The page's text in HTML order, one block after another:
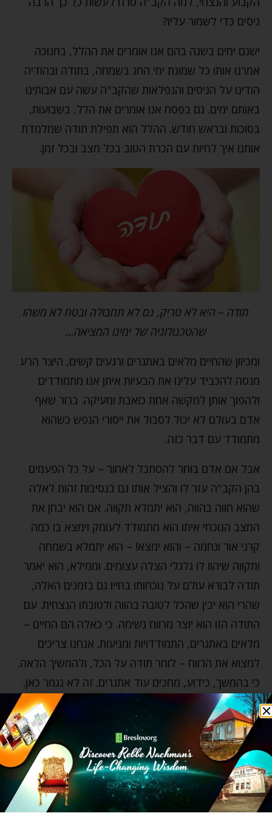
ניסים כדי לשמור עליו?
ישנם ימים בשנה בהם אנו אומרים את ההלל, בחנוכה
אמרנו אותו כל שמונת ימי החג בשמחה, בתודה ובהודיה
הודינו על הניסים והנפלאות שהקב"ה עשה עם אבותינו
באותם ימים. גם בפסח אנו אומרים את הלל, בשבועות,
בסוכות ובראש חודש. ההלל הוא תפילת תודה שמלמדת
אותנו איך לחיות עם הכרת הטוב בכל מצב ובכל זמן.
תודה – היא לא טריק, גם לא תחבולה ובטח לא משהו
שהטכנולוגיה של ימינו המציאה…
ומכיוון שהחיים מלאים באתגרים ורגעים קשים, היצר הרע
מנסה להכביד עלינו את הבעיות איתן אנו מתמודדים
ולהפוך אותן למקשה אחת כואבת ומעיקה. ברור שאף
אדם בעולם לא יכול לסבול את ייסורי הנפש כשהוא
מתמודד עם דבר כזה.
אבל אם אדם בוחר להסתכל לאחור – על כל הפעמים
בהן הקב"ה עזר לו והציל אותו גם בנסיבות זהות לאלה
שהוא חווה בהווה, הוא יתמלא תקווה. אם הוא יבחן את
המצב הנוכחי איתו הוא מתמודד לעומק וימצא בו כמה
קרני אור ונחמה – והוא ימצא! – הוא יתמלא בשמחה
ותקווה שיהוו לו גלגלי הצלה עצומים. וממילא, הוא יאמר
תודה לבורא עולם על נוכחותו בחייו גם בזמנים האלה,
שהרי הוא יבין שהכל לטובה בהווה ולטובתו הנצחית. עם
התודה הזו הוא יוצר מרווח נשימה. כי כאלה הם החיים –
מלאים באתגרים, התמודדויות ומניעות. אנחנו צריכים
למצוא את הרווח – לומר תודה על הכל, ולהמשיך הלאה.
כי בהמשך, כידוע, מחכים עוד אתגרים. זה לא נגמר כאן.
ואחרי התודה, בוקעת התפילה המתוקה מהלב, תפילה
כנה בה האדם מבקש את עזרתו של הבורא להתמודד עם
הקושי והסבל שהוא חווה.
"תודה לך השם" – זה לא טריק, סטיקר שמחלקים
בצמתים וגם לא המצאה של הטכנולוגיה המתקדמת.